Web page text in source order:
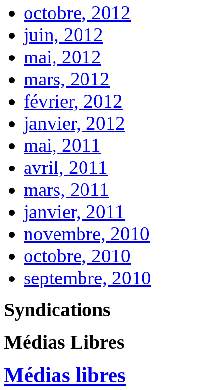
octobre, 2012
juin, 2012
mai, 2012
mars, 2012
février, 2012
janvier, 2012
mai, 2011
avril, 2011
mars, 2011
janvier, 2011
novembre, 2010
octobre, 2010
septembre, 2010
Syndications
Médias Libres
Médias libres